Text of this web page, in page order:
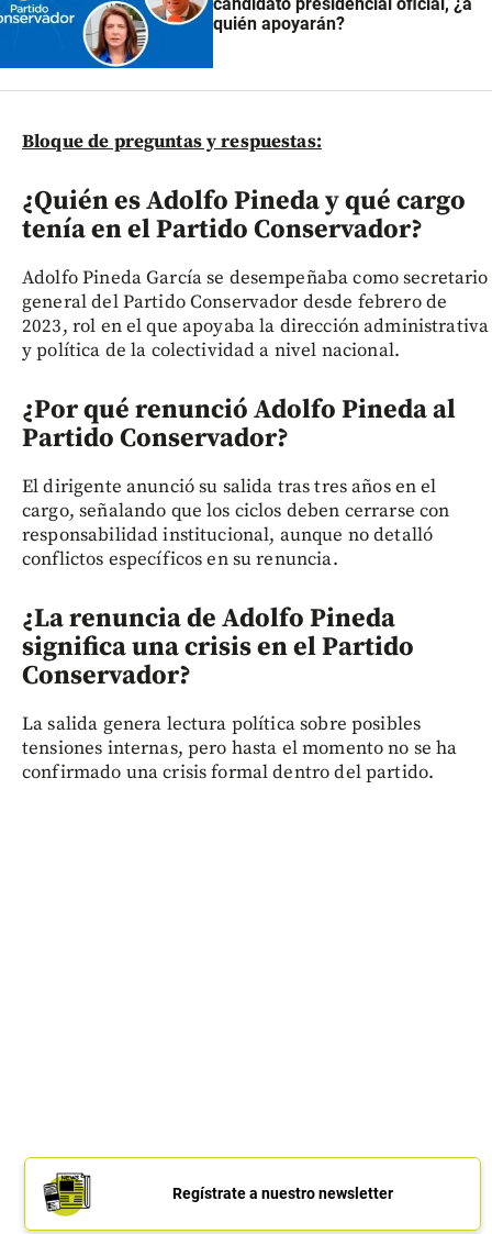
quién apoyarán?
Bloque de preguntas y respuestas:
¿Quién es Adolfo Pineda y qué cargo
tenía en el Partido Conservador?
Adolfo Pineda García se desempeñaba como secretario
general del Partido Conservador desde febrero de
2023, rol en el que apoyaba la dirección administrativa
y política de la colectividad a nivel nacional.
¿Por qué renunció Adolfo Pineda al
Partido Conservador?
El dirigente anunció su salida tras tres años en el
cargo, señalando que los ciclos deben cerrarse con
responsabilidad institucional, aunque no detalló
conflictos específicos en su renuncia.
¿La renuncia de Adolfo Pineda
significa una crisis en el Partido
Conservador?
La salida genera lectura política sobre posibles
tensiones internas, pero hasta el momento no se ha
confirmado una crisis formal dentro del partido.
Regístrate a nuestro newsletter